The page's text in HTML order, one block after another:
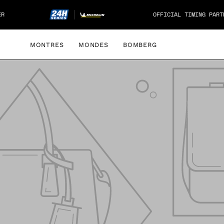
au
contenu
OFFICIAL TIMING PARTNER
MONTRES MONDES BOMBERG